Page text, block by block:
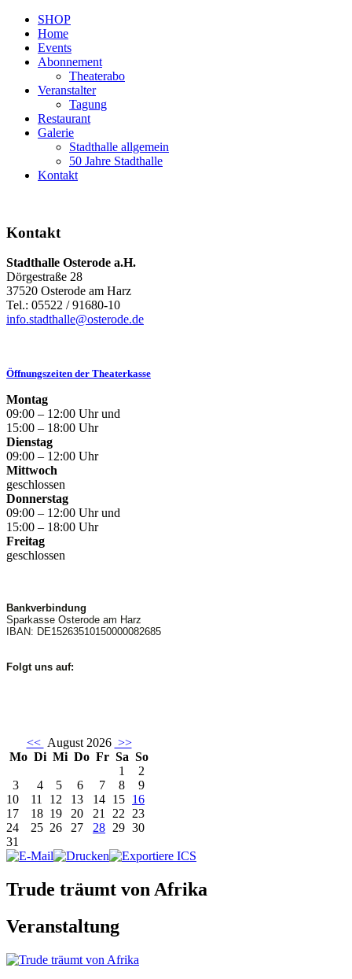
SHOP
Home
Events
Abonnement
Theaterabo
Veranstalter
Tagung
Restaurant
Galerie
Stadthalle allgemein
50 Jahre Stadthalle
Kontakt
Kontakt
Stadthalle Osterode a.H.
Dörgestraße 28
37520 Osterode am Harz
Tel.: 05522 / 91680-10
info.stadthalle@osterode.de
Öffnungszeiten der Theaterkasse
Montag
09:00 – 12:00 Uhr und
15:00 – 18:00 Uhr
Dienstag
09:00 – 12:00 Uhr
Mittwoch
geschlossen
Donnerstag
09:00 – 12:00 Uhr und
15:00 – 18:00 Uhr
Freitag
geschlossen
Bankverbindung
Sparkasse Osterode am Harz
IBAN: DE15263510150000082685
Folgt uns auf:
<< August 2026 >>
Mo Di Mi Do Fr Sa So
1
2
3
4 5 6 7 8
9
10
11 12 13 14 15 16
17
18 19 20 21 22 23
24
25 26 27 28 29 30
31
Trude träumt von Afrika
Veranstaltung